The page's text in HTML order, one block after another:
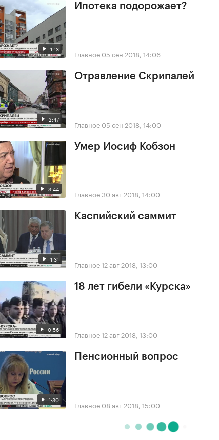
1:13
Ипотека подорожает?
Главное 05 сен 2018, 14:06
2:47
Отравление Скрипалей
Главное 05 сен 2018, 14:00
3:44
Умер Иосиф Кобзон
Главное30 авг 2018, 14:00
1:31
Каспийский саммит
Главное12 авг 2018, 13:00
0:56
18 лет гибели «Курска»
Главное12 авг 2018, 13:00
1:30
Пенсионный вопрос
Главное 08 авг 2018, 15:00